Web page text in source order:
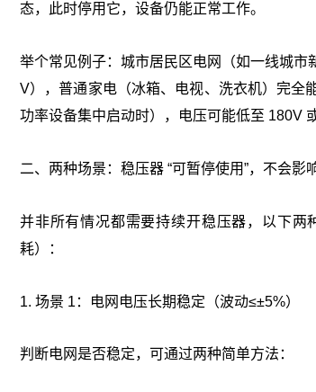
态，此时停用它，设备仍能正常工作。
举个常见例子：城市居民区电网（如一线城
V），普通家电（冰箱、电视、洗衣机）完全
功率设备集中启动时），电压可能低至 180V
二、两种场景：稳压器 “可暂停使用”，不会影
并非所有情况都需要持续开稳压器，以下两
耗）：
1. 场景 1：电网电压长期稳定（波动≤±5%）
判断电网是否稳定，可通过两种简单方法：